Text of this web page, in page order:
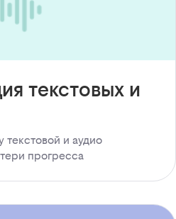
текстовых и
и аудио
прогресса